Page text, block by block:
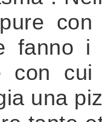
fanno
con
una